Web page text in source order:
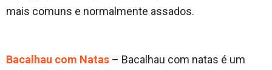
mais comuns e normalmente assados.
Bacalhau com Natas – Bacalhau com natas é um